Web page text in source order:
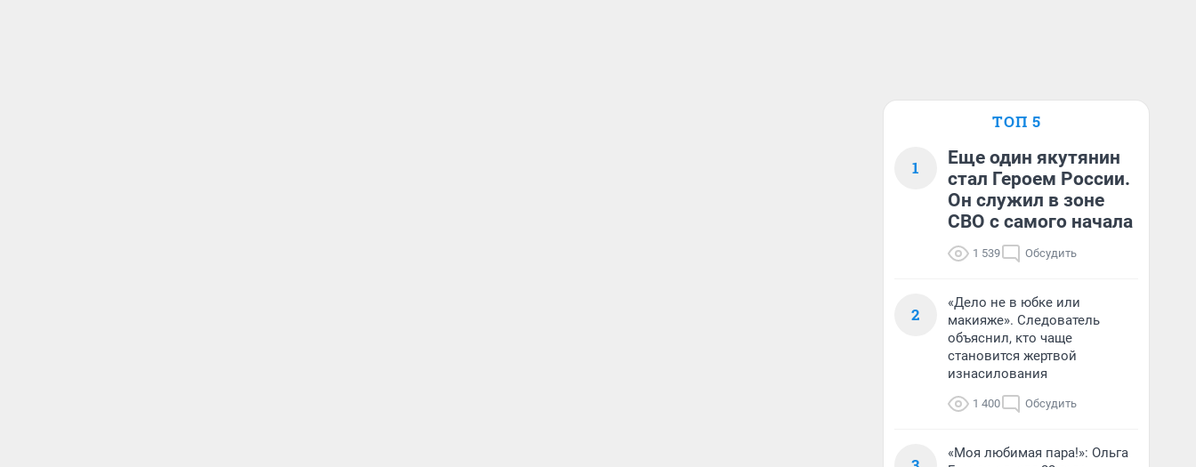
ТОП 5
1
Еще один якутянин
стал Героем России.
Он служил в зоне
СВО с самого начала
1 539 Обсудить
2
«Дело не в юбке или
макияже». Следователь
объяснил, кто чаще
становится жертвой
изнасилования
1 400 Обсудить
«Моя любимая пара!»: Ольга